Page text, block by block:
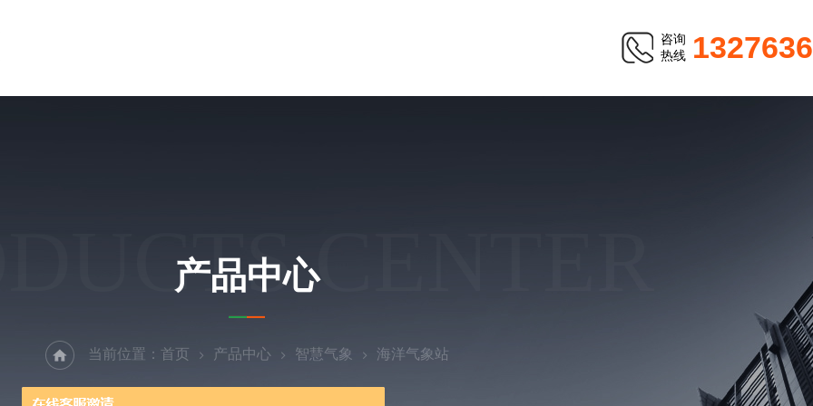
咨询
热线
CENTER
产品中心
当前位置： 首页 产品中心 智慧气象 海洋气象站